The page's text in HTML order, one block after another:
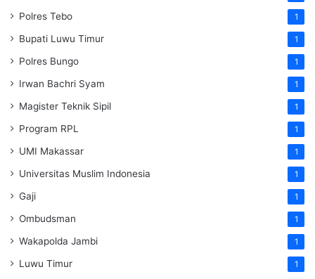
Polres Tebo 1
Bupati Luwu Timur 1
Polres Bungo 1
Irwan Bachri Syam 1
Magister Teknik Sipil 1
Program RPL 1
UMI Makassar 1
Universitas Muslim Indonesia 1
Gaji 1
Ombudsman 1
Wakapolda Jambi 1
Luwu Timur 1